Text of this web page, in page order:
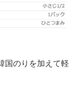
国のりを加えて軽